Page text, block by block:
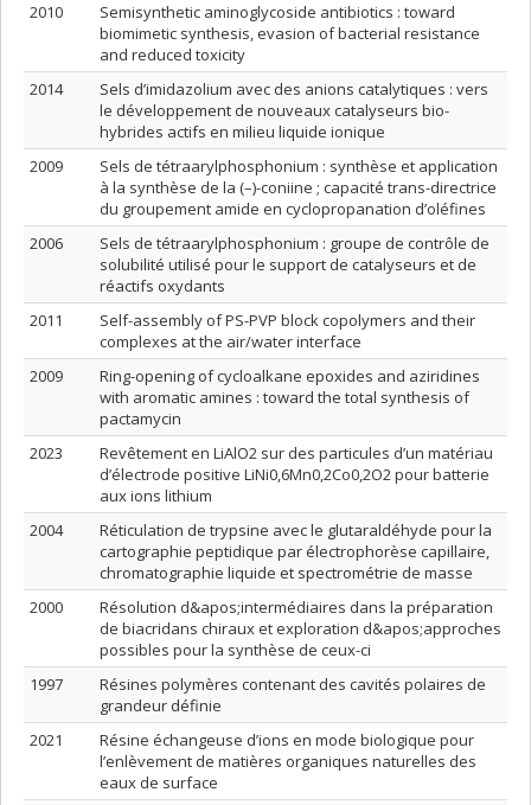
2010
Semisynthetic aminoglycoside antibiotics : toward
biomimetic synthesis, evasion of bacterial resistance
and reduced toxicity
2014
Sels d’imidazolium avec des anions catalytiques : vers
le développement de nouveaux catalyseurs bio-
hybrides actifs en milieu liquide ionique
2009
Sels de tétraarylphosphonium : synthèse et application
à la synthèse de la (–)-coniine ; capacité trans-directrice
du groupement amide en cyclopropanation d’oléfines
2006
Sels de tétraarylphosphonium : groupe de contrôle de
solubilité utilisé pour le support de catalyseurs et de
réactifs oxydants
2011
Self-assembly of PS-PVP block copolymers and their
complexes at the air/water interface
2009
Ring-opening of cycloalkane epoxides and aziridines
with aromatic amines : toward the total synthesis of
pactamycin
2023
Revêtement en LiAlO2 sur des particules d’un matériau
d’électrode positive LiNi0,6Mn0,2Co0,2O2 pour batterie
aux ions lithium
2004
Réticulation de trypsine avec le glutaraldéhyde pour la
cartographie peptidique par électrophorèse capillaire,
chromatographie liquide et spectrométrie de masse
2000
Résolution d&apos;intermédiaires dans la préparation
de biacridans chiraux et exploration d&apos;approches
possibles pour la synthèse de ceux-ci
1997
Résines polymères contenant des cavités polaires de
grandeur définie
2021
Résine échangeuse d’ions en mode biologique pour
l’enlèvement de matières organiques naturelles des
eaux de surface